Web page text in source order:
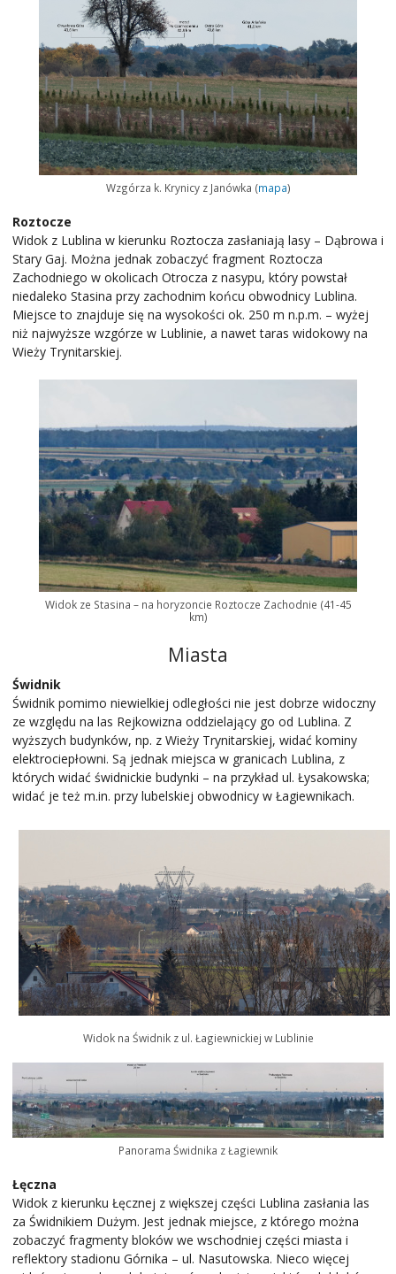
Wzgórza k. Krynicy z Janówka (mapa)
Roztocze
Widok z Lublina w kierunku Roztocza zasłaniają lasy – Dąbrowa i
Stary Gaj. Można jednak zobaczyć fragment Roztocza
Zachodniego w okolicach Otrocza z nasypu, który powstał
niedaleko Stasina przy zachodnim końcu obwodnicy Lublina.
Miejsce to znajduje się na wysokości ok. 250 m n.p.m. – wyżej
niż najwyższe wzgórze w Lublinie, a nawet taras widokowy na
Wieży Trynitarskiej.
Widok ze Stasina – na horyzoncie Roztocze Zachodnie (41-45
km)
Miasta
Świdnik
Świdnik pomimo niewielkiej odległości nie jest dobrze widoczny
ze względu na las Rejkowizna oddzielający go od Lublina. Z
wyższych budynków, np. z Wieży Trynitarskiej, widać kominy
elektrociepłowni. Są jednak miejsca w granicach Lublina, z
których widać świdnickie budynki – na przykład ul. Łysakowska;
widać je też m.in. przy lubelskiej obwodnicy w Łagiewnikach.
Widok na Świdnik z ul. Łagiewnickiej w Lublinie
Panorama Świdnika z Łagiewnik
Łęczna
Widok z kierunku Łęcznej z większej części Lublina zasłania las
za Świdnikiem Dużym. Jest jednak miejsce, z którego można
zobaczyć fragmenty bloków we wschodniej części miasta i
reflektory stadionu Górnika – ul. Nasutowska. Nieco więcej